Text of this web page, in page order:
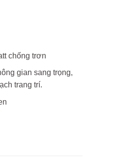
chống trơn
gian sang trọng,
trang trí.